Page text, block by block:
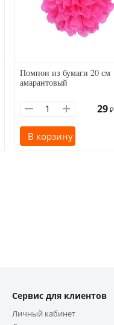
Помпон из бумаги 20 см
амарантовый
29 ₽
В корзину
Сервис для клиентов
Личный кабинет